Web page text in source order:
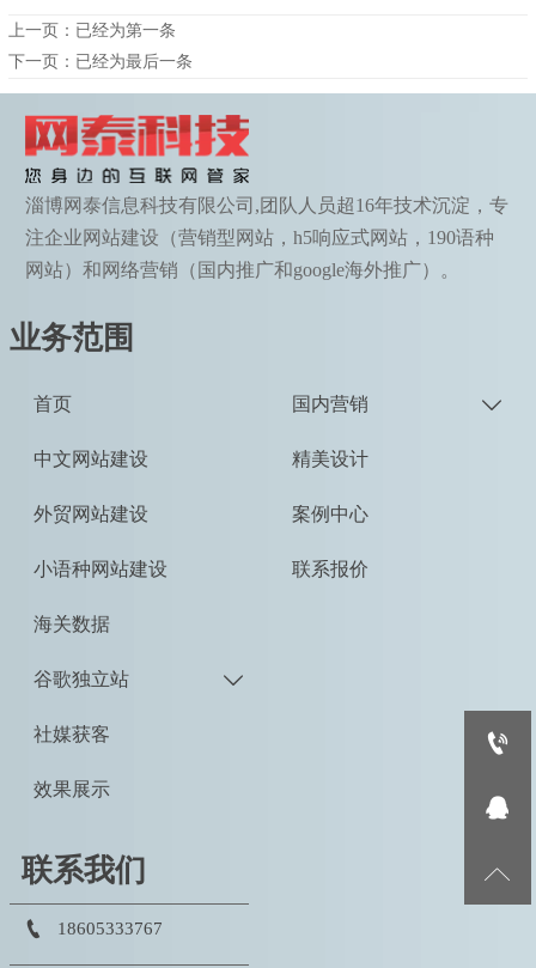
上一页：已经为第一条
下一页：已经为最后一条
淄博网泰信息科技有限公司,团队人员超16年技术沉淀，专
注企业网站建设（营销型网站，h5响应式网站，190语种
网站）和网络营销（国内推广和google海外推广）。
业务范围
首页
中文网站建设
外贸网站建设
小语种网站建设
海关数据
谷歌独立站 
社媒获客
效果展示
国内营销 
精美设计
案例中心
联系报价
联系我们
 18605333767


